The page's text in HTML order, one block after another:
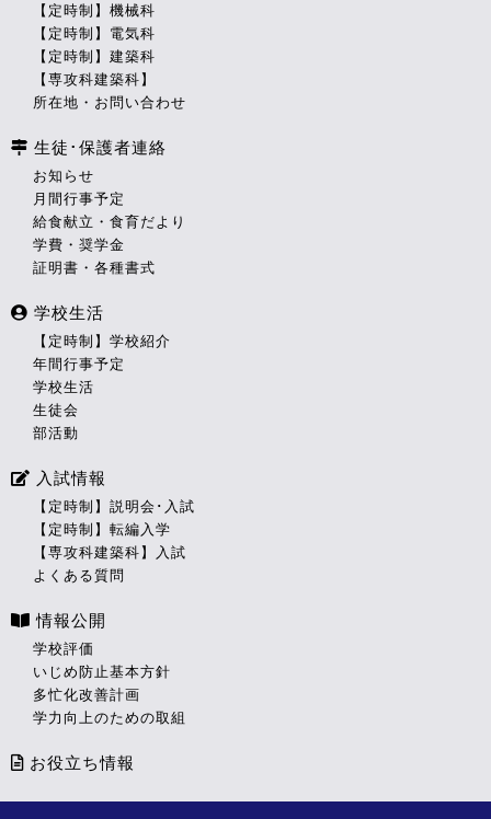
【定時制】機械科
【定時制】電気科
【定時制】建築科
【専攻科建築科】
所在地・お問い合わせ
生徒･保護者連絡
お知らせ
月間行事予定
給食献立・食育だより
学費・奨学金
証明書・各種書式
学校生活
【定時制】学校紹介
年間行事予定
学校生活
生徒会
部活動
入試情報
【定時制】説明会･入試
【定時制】転編入学
【専攻科建築科】入試
よくある質問
情報公開
学校評価
いじめ防止基本方針
多忙化改善計画
学力向上のための取組
お役立ち情報